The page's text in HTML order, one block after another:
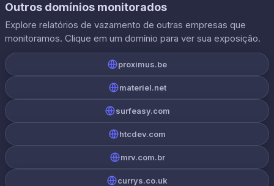
Outros domínios monitorados
Explore relatórios de vazamento de outras empresas que
monitoramos. Clique em um domínio para ver sua exposição.
proximus.be
materiel.net
surfeasy.com
htcdev.com
mrv.com.br
currys.co.uk